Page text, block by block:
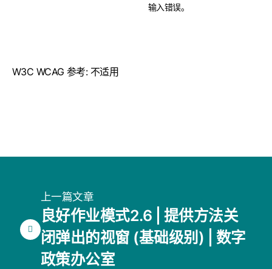
输入错误。
W3C WCAG 参考: 不适用
上一篇文章
良好作业模式2.6 | 提供方法关
闭弹出的视窗 (基础级别) | 数字
政策办公室